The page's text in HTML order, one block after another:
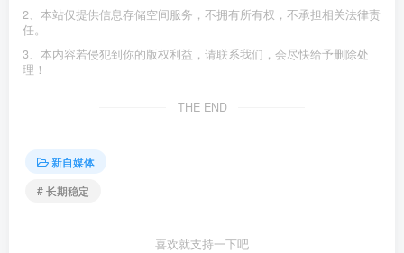
2、本站仅提供信息存储空间服务，不拥有所有权，不承担相关法律责
任。
3、本内容若侵犯到你的版权利益，请联系我们，会尽快给予删除处
理！
THE END
新自媒体
# 长期稳定
喜欢就支持一下吧